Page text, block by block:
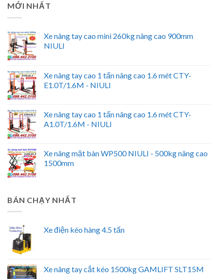
MỚI NHẤT
Xe nâng tay cao mini 260kg nâng cao 900mm
NIULI
Xe nâng tay cao 1 tấn nâng cao 1.6 mét CTY-
E1.0T/1.6M - NIULI
Xe nâng tay cao 1 tấn nâng cao 1.6 mét CTY-
A1.0T/1.6M - NIULI
Xe nâng mặt bàn WP500 NIULI - 500kg nâng cao
1500mm
BÁN CHẠY NHẤT
Xe điện kéo hàng 4.5 tấn
Xe nâng tay cắt kéo 1500kg GAMLIFT SLT15M